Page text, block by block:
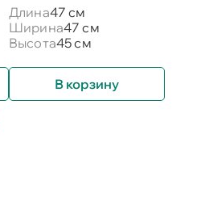
Длина47 см
Ширина47 см
Высота45 см
В корзину